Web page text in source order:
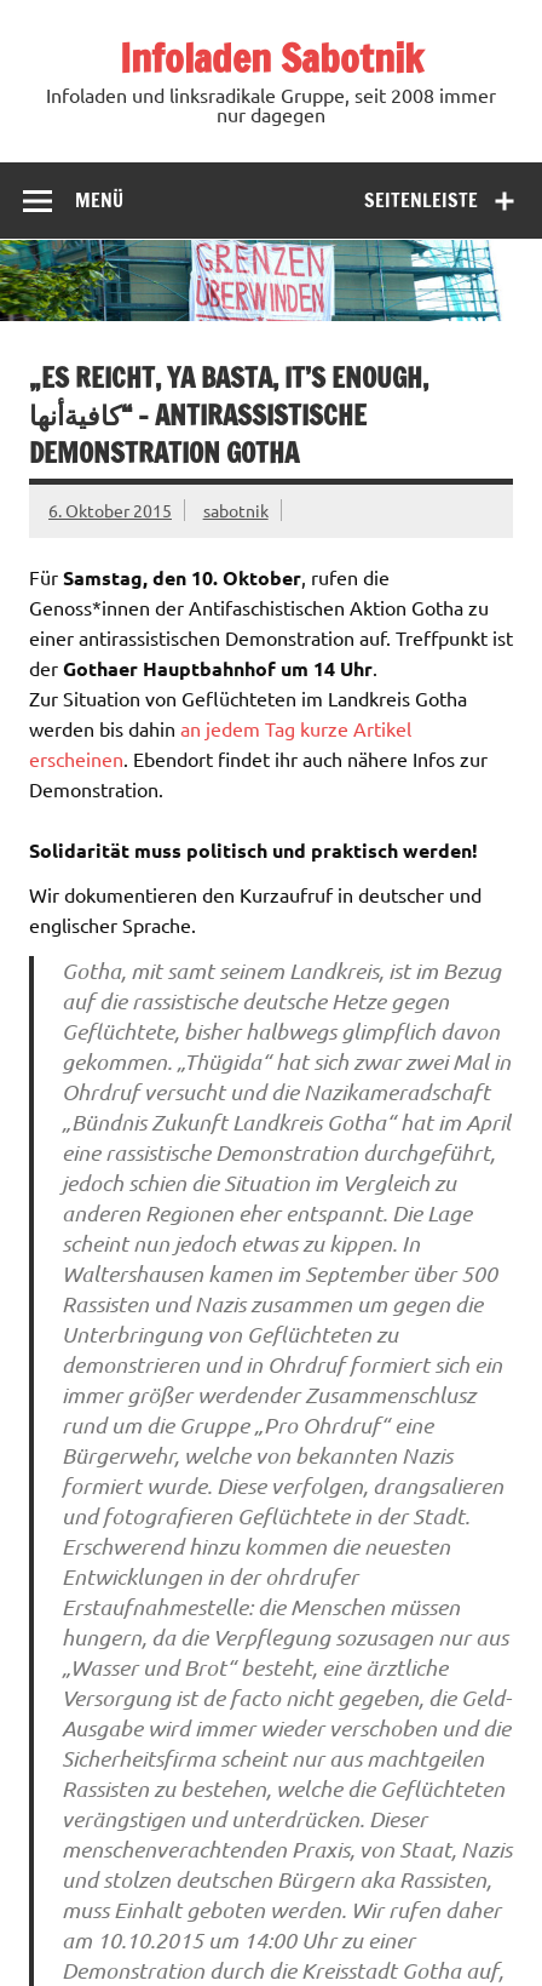
Infoladen Sabotnik
Infoladen und linksradikale Gruppe, seit 2008 immer
nur dagegen
SEITENLEISTE
MENÜ
„ES REICHT, YA BASTA, IT’S ENOUGH,
كافيةأنها“ – ANTIRASSISTISCHE
DEMONSTRATION GOTHA
6. Oktober 2015 sabotnik
Für Samstag, den 10. Oktober , rufen die
Genoss*innen der Antifaschistischen Aktion Gotha zu
einer antirassistischen Demonstration auf. Treffpunkt ist
der Gothaer Hauptbahnhof um 14 Uhr
Zur Situation von Geflüchteten im Landkreis Gotha
werden bis dahin an jedem Tag kurze Artikel
erscheinen . Ebendort findet ihr auch nähere Infos zur
Demonstration.
Solidarität muss politisch und praktisch werden!
Wir dokumentieren den Kurzaufruf in deutscher und
englischer Sprache.
Gotha, mit samt seinem Landkreis, ist im Bezug
auf die rassistische deutsche Hetze gegen
Geflüchtete, bisher halbwegs glimpflich davon
gekommen. „Thügida“ hat sich zwar zwei Mal in
Ohrdruf versucht und die Nazikameradschaft
„Bündnis Zukunft Landkreis Gotha“ hat im April
eine rassistische Demonstration durchgeführt,
jedoch schien die Situation im Vergleich zu
anderen Regionen eher entspannt. Die Lage
scheint nun jedoch etwas zu kippen. In
Waltershausen kamen im September über 500
Rassisten und Nazis zusammen um gegen die
Unterbringung von Geflüchteten zu
demonstrieren und in Ohrdruf formiert sich ein
immer größer werdender Zusammenschlusz
rund um die Gruppe „Pro Ohrdruf“ eine
Bürgerwehr, welche von bekannten Nazis
formiert wurde. Diese verfolgen, drangsalieren
und fotografieren Geflüchtete in der Stadt.
Erschwerend hinzu kommen die neuesten
Entwicklungen in der ohrdrufer
Erstaufnahmestelle: die Menschen müssen
hungern, da die Verpflegung sozusagen nur aus
„Wasser und Brot“ besteht, eine ärztliche
Versorgung ist de facto nicht gegeben, die Geld-
Ausgabe wird immer wieder verschoben und die
Sicherheitsfirma scheint nur aus machtgeilen
Rassisten zu bestehen, welche die Geflüchteten
verängstigen und unterdrücken. Dieser
menschenverachtenden Praxis, von Staat, Nazis
und stolzen deutschen Bürgern aka Rassisten,
muss Einhalt geboten werden. Wir rufen daher
am 10.10.2015 um 14:00 Uhr zu einer
Demonstration durch die Kreisstadt Gotha auf,